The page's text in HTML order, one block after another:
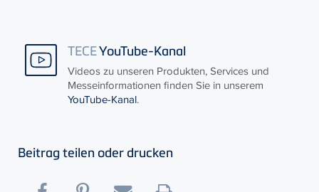
TECEYouTube-Kanal
Videos zu unseren Produkten, Services und
Messeinformationen finden Sie in unserem
YouTube-Kanal.
Beitrag teilen oder drucken